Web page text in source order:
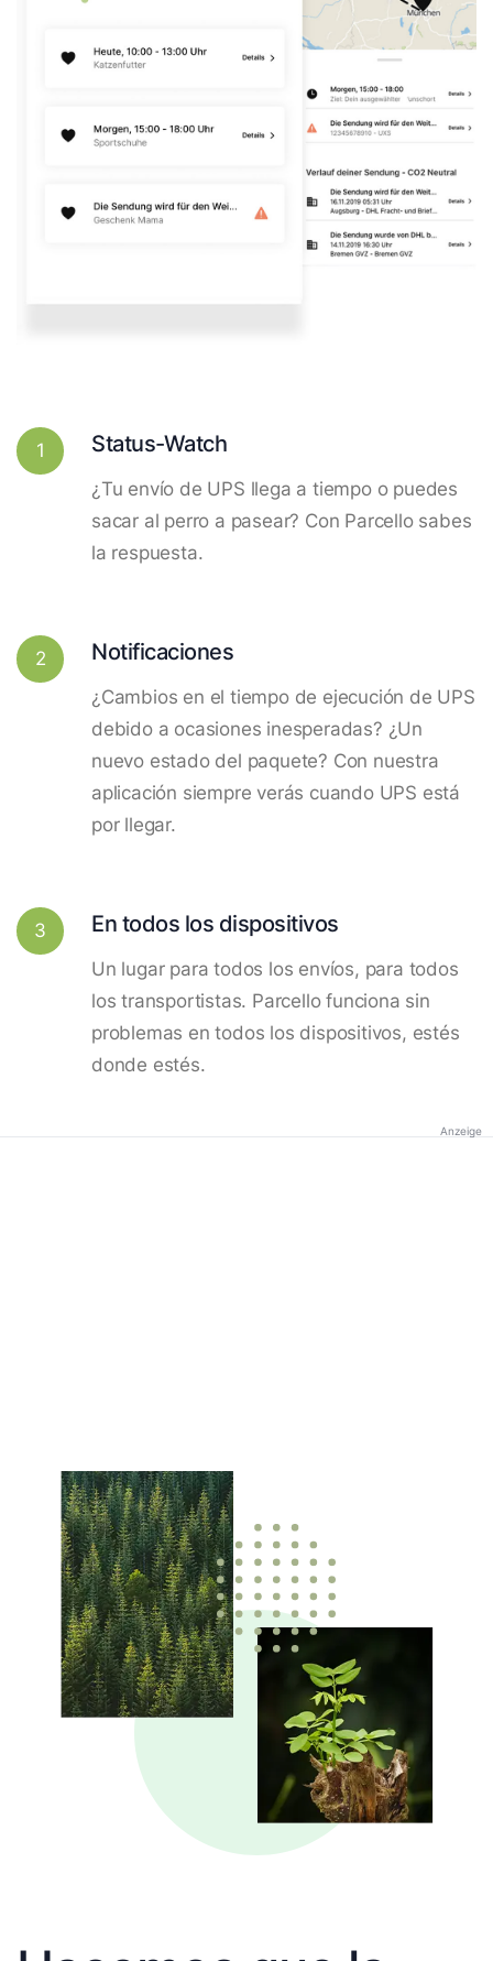
1 Status-Watch
¿Tu envío de UPS llega a tiempo o puedes
sacar al perro a pasear? Con Parcello sabes
la respuesta.
2 Notificaciones
¿Cambios en el tiempo de ejecución de UPS
debido a ocasiones inesperadas? ¿Un
nuevo estado del paquete? Con nuestra
aplicación siempre verás cuando UPS está
por llegar.
3 En todos los dispositivos
Un lugar para todos los envíos, para todos
los transportistas. Parcello funciona sin
problemas en todos los dispositivos, estés
donde estés.
Anzeige